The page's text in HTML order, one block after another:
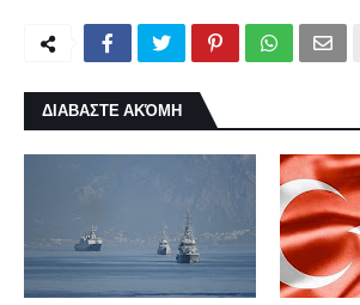
ΔΙΑΒΑΣΤΕ ΑΚΌΜΗ